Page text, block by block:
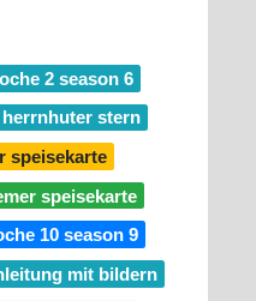
2 season 6
stern
speisekarte
speisekarte
10 season 9
mit bildern